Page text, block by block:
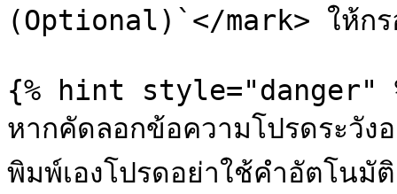
(Optional)`</mark> ให้กร
{% hint style="danger"
หากคัดลอกข้อความโปรดระวัง
พิมพ์เองโปรดอย่าใช้คำอัตโน